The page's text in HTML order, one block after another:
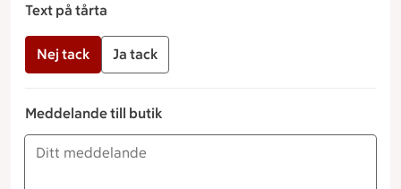
Text på tårta
Nej tack Ja tack
Meddelande till butik